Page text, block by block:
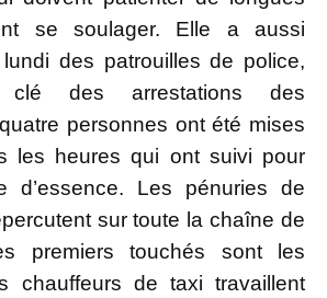
se soulager. Elle a aussi
des patrouilles de police,
des arrestations des
personnes ont été mises
les heures qui ont suivi pour
d’essence. Les pénuries de
sur toute la chaîne de
premiers touchés sont les
chauffeurs de taxi travaillent